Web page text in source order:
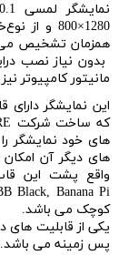
1280×800
و از نوع
همزمان تشخیص
مانیتور کامپیوتر
این نمایشگر
واقع پشت این
کوچک می باشد.
پس زمینه می باشد.